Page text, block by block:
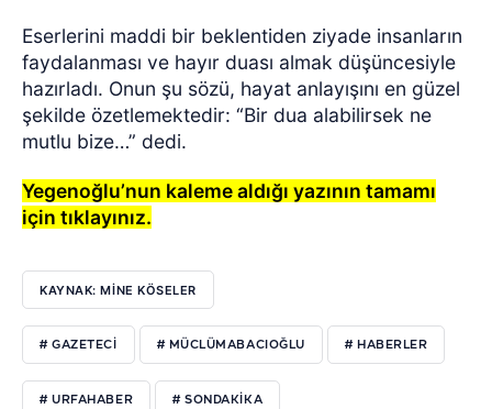
Eserlerini maddi bir beklentiden ziyade insanların
faydalanması ve hayır duası almak düşüncesiyle
hazırladı. Onun şu sözü, hayat anlayışını en güzel
şekilde özetlemektedir: “Bir dua alabilirsek ne
mutlu bize…” dedi.
Yegenoğlu’nun kaleme aldığı yazının tamamı
için tıklayınız.
KAYNAK: MİNE KÖSELER
# GAZETECI # MÜCLÜMABACIOĞLU # HABERLER
# URFAHABER # SONDAKIKA